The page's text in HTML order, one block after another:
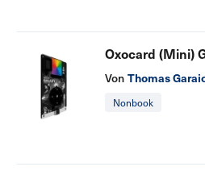
Oxocard (Mini)
Von Thomas
Nonbook